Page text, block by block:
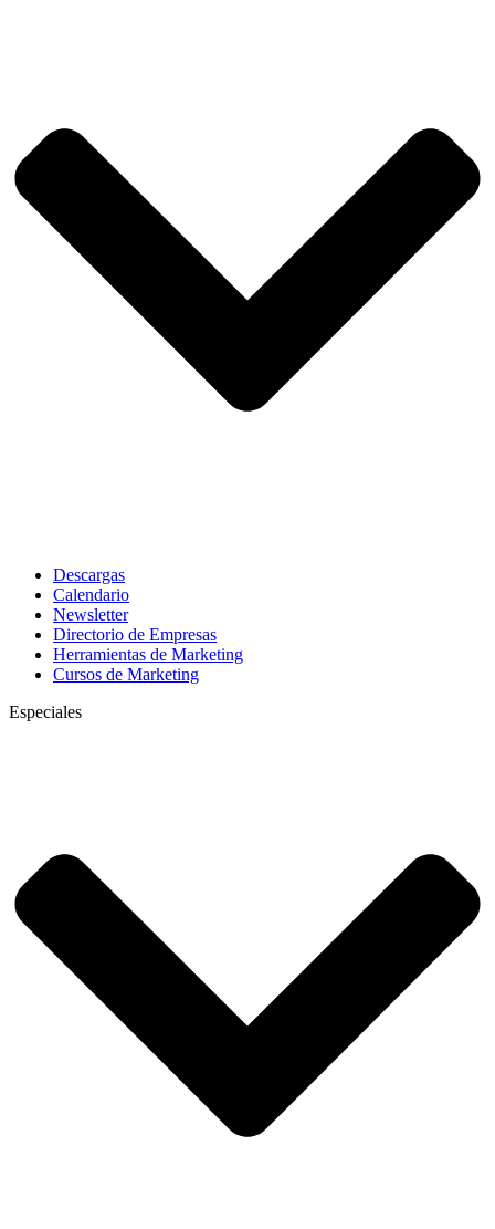
Descargas
Calendario
Newsletter
Directorio de Empresas
Herramientas de Marketing
Cursos de Marketing
Especiales